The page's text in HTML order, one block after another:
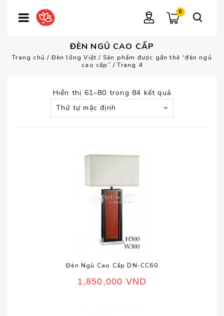
0
ĐÈN NGỦ CAO CẤP
Trang chủ / Đèn lồng Việt / Sản phẩm được gắn thẻ “đèn ngủ
cao cấp” /Trang 4
Hiển thị 61–80 trong 84 kết quả
Thứ tự mặc định
Đèn Ngủ Cao Cấp DN-CC60
1,850,000 VND